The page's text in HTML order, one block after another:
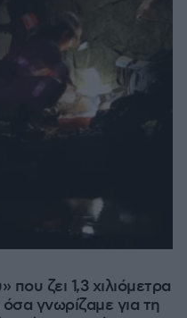
ζει 1,3 χιλιόμετρα
γνωρίζαμε για τη